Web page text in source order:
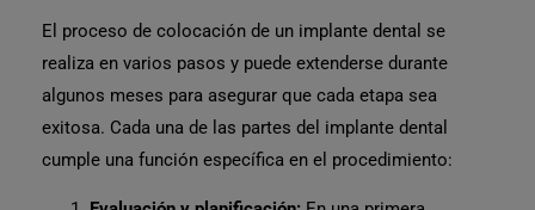
El proceso de colocación de un implante dental se
realiza en varios pasos y puede extenderse durante
algunos meses para asegurar que cada etapa sea
exitosa. Cada una de las partes del implante dental
cumple una función específica en el procedimiento: